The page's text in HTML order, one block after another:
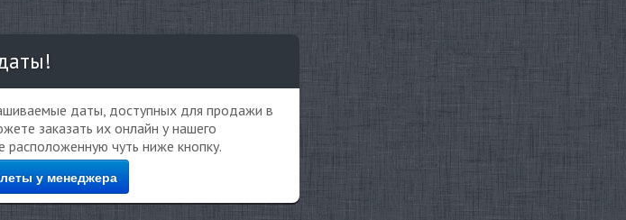
даты, доступных для продажи в
заказать их онлайн у нашего
расположенную чуть ниже кнопку.
у менеджера